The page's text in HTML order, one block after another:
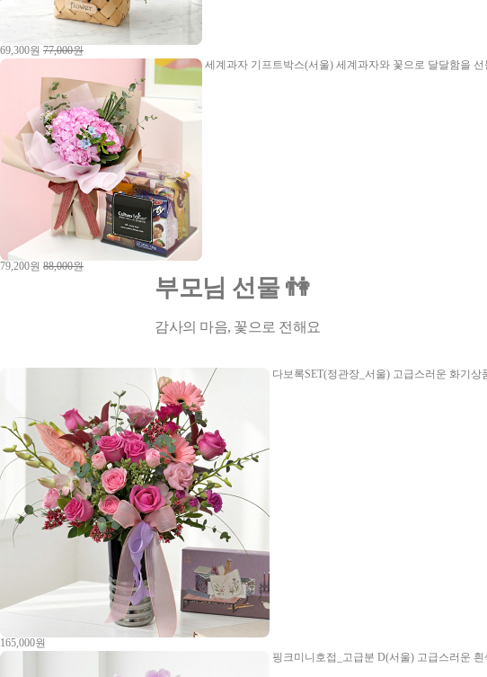
69,300원 77,000원
세계과자 기프트박스(서울) 세계과자와 꽃으로 달달함을 선
79,200원 88,000원
부모님 선물 👫
감사의 마음, 꽃으로 전해요
다보록SET(정관장_서울) 고급스러운 화기상
165,000원
핑크미니호접_고급분 D(서울) 고급스러운